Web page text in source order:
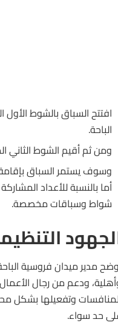
افتتح السباق بالشوط
الباحة.
ومن ثم أقيم الشوط
وسوف يستمر السباق
أما بالنسبة للأعداد
شواط وسباقات مخصصة.
مدير ميدان فروسية
ودعم من رجال
وتفعيلها بشكل
حد سواء.